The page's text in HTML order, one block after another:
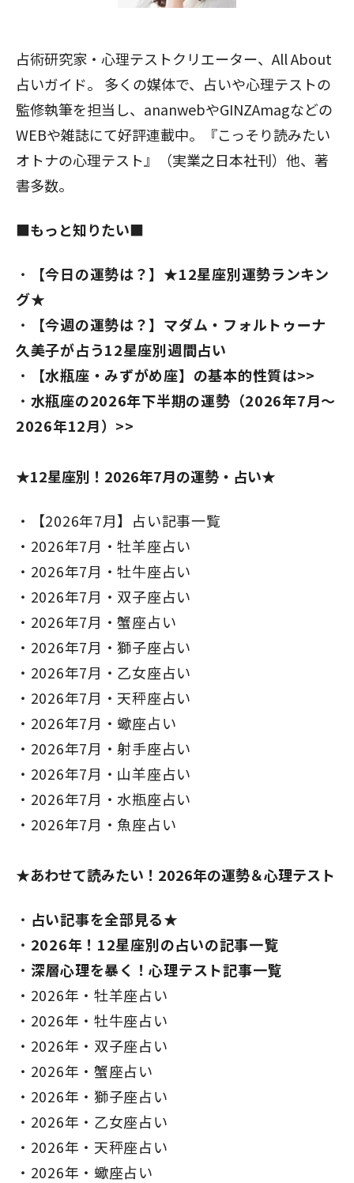
占術研究家・心理テストクリエーター、All About
占いガイド。 多くの媒体で、占いや心理テストの
監修執筆を担当し、ananwebやGINZAmagなどの
WEBや雑誌にて好評連載中。『こっそり読みたい
オトナの心理テスト』（実業之日本社刊）他、著
書多数。
■もっと知りたい■
【今日の運勢は？】★12星座別運勢ランキン
グ★
【今週の運勢は？】マダム・フォルトゥーナ
久美子が占う12星座別週間占い
【水瓶座・みずがめ座】の基本的性質は>>
水瓶座の2026年下半期の運勢（2026年7月～
2026年12月）>>
★12星座別！2026年7月の運勢・占い★
【2026年7月】占い記事一覧
2026年7月・牡羊座占い
2026年7月・牡牛座占い
2026年7月・双子座占い
2026年7月・蟹座占い
2026年7月・獅子座占い
2026年7月・乙女座占い
2026年7月・天秤座占い
2026年7月・蠍座占い
2026年7月・射手座占い
2026年7月・山羊座占い
2026年7月・水瓶座占い
2026年7月・魚座占い
★あわせて読みたい！2026年の運勢＆心理テスト
占い記事を全部見る★
2026年！12星座別の占いの記事一覧
深層心理を暴く！心理テスト記事一覧
2026年・牡羊座占い
2026年・牡牛座占い
2026年・双子座占い
2026年・蟹座占い
2026年・獅子座占い
2026年・乙女座占い
2026年・天秤座占い
2026年・蠍座占い